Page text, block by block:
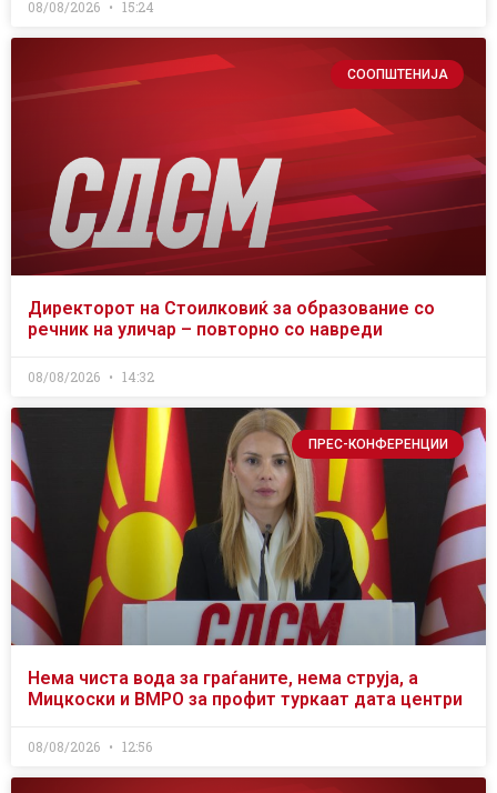
08/08/2026 15:24
СООПШТЕНИЈА
Директорот на Стоилковиќ за образование со
речник на уличар – повторно со навреди
08/08/2026 14:32
ПРЕС-КОНФЕРЕНЦИИ
Нема чиста вода за граѓаните, нема струја, а
Мицкоски и ВМРО за профит туркаат дата центри
08/08/2026 12:56